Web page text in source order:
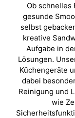
Ob schnelles
gesunde
selbst
kreative
Aufgabe in
Lösungen.
Küchengeräte
dabei
Reinigung und
wie